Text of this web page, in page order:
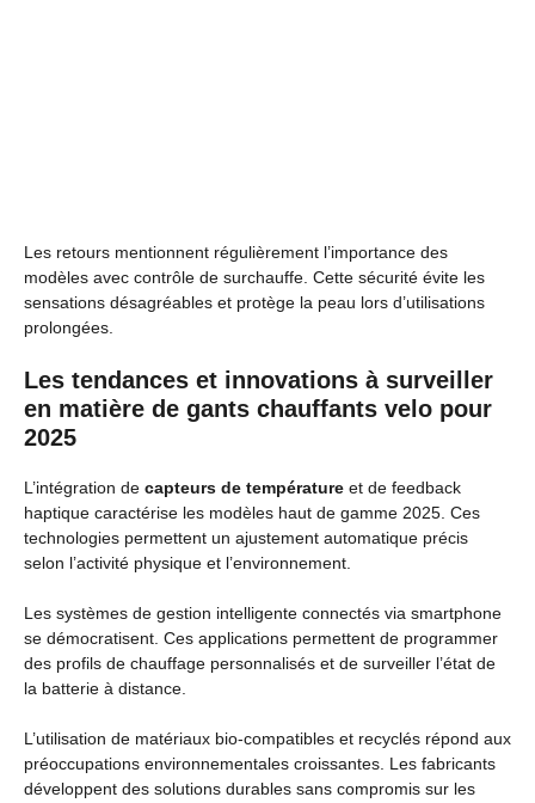
Les retours mentionnent régulièrement l’importance des
modèles avec contrôle de surchauffe. Cette sécurité évite les
sensations désagréables et protège la peau lors d’utilisations
prolongées.
Les tendances et innovations à surveiller
en matière de gants chauffants velo pour
2025
L’intégration de capteurs de température et de feedback
haptique caractérise les modèles haut de gamme 2025. Ces
technologies permettent un ajustement automatique précis
selon l’activité physique et l’environnement.
Les systèmes de gestion intelligente connectés via smartphone
se démocratisent. Ces applications permettent de programmer
des profils de chauffage personnalisés et de surveiller l’état de
la batterie à distance.
L’utilisation de matériaux bio-compatibles et recyclés répond aux
préoccupations environnementales croissantes. Les fabricants
développent des solutions durables sans compromis sur les